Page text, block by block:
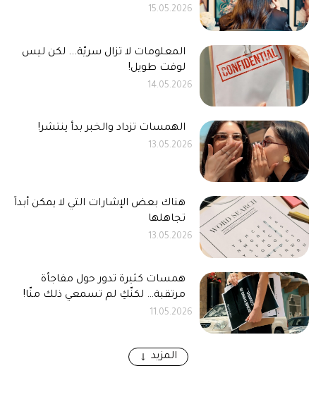
15.05.2026
المعلومات لا تزال سريّة... لكن ليس
لوقت طويل!
14.05.2026
الهمسات تزداد والخبر بدأ ينتشر!
13.05.2026
هناك بعض الإشارات التي لا يمكن أبداً
تجاهلها
13.05.2026
همسات كثيرة تدور حول مفاجأة
مرتقبة… لكنّكِ لم تسمعي ذلك منّا!
11.05.2026
المزيد